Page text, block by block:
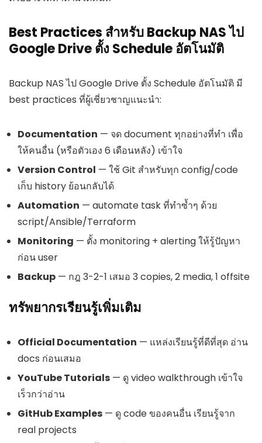
Best Practices สำหรับ Backup NAS ไป
Google Drive ตั้ง Schedule อัตโนมัติ
Backup NAS ไป Google Drive ตั้ง Schedule อัตโนมัติ มี
best practices ที่ผู้เชี่ยวชาญแนะนำ:
Documentation — จด document ทุกอย่างที่ทำ เพื่อ
ให้คนอื่น (หรือตัวเอง 6 เดือนหลัง) เข้าใจ
Version Control — ใช้ Git สำหรับทุก config/code
เก็บ history ย้อนกลับได้
Automation — automate task ที่ทำซ้ำๆ ด้วย
script/Ansible/Terraform
Monitoring — ตั้ง monitoring + alerting ให้รู้ปัญหา
ก่อน user
Backup — กฎ 3-2-1 เสมอ 3 copies, 2 media, 1 offsite
ทรัพยากรเรียนรู้เพิ่มเติม
Official Documentation — แหล่งเรียนรู้ที่ดีที่สุด อ่าน
docs ก่อนเสมอ
YouTube Tutorials — ดู video walkthrough เข้าใจ
เร็วกว่าอ่าน
GitHub Examples — ดู code ของคนอื่น เรียนรู้จาก
real projects